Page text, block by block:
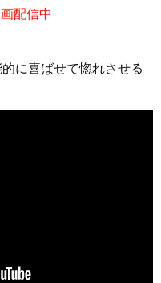
配信中
に喜ばせて惚れさせる